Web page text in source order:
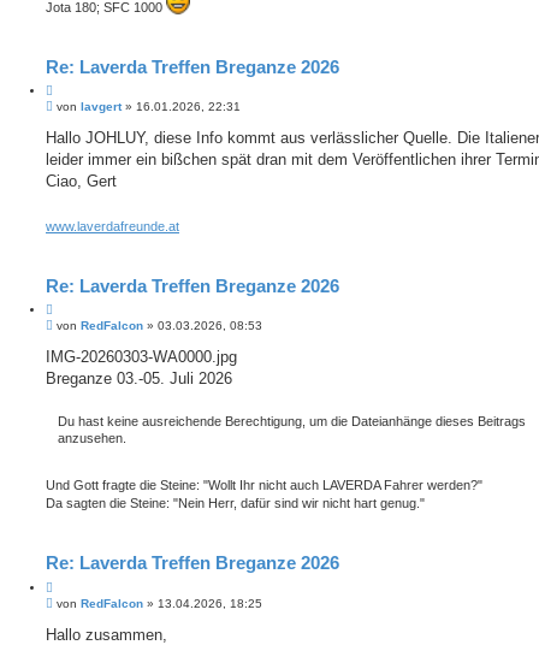
Jota 180; SFC 1000
Re: Laverda Treffen Breganze 2026
i
e
r
e
B
i
r
a
von lavgert» 16.01.2026, 22:31
Hallo JOHLUY, diese Info kommt aus verlässlicher Quelle. Die
leider immer ein bißchen spät dran mit dem Veröffentlichen ihrer
Ciao, Gert
www.laverdafreunde.at
Re: Laverda Treffen Breganze 2026
i
e
B
i
r
von RedFalcon » 03.03.2026, 08:53
IMG-20260303-WA0000.jpg
Breganze 03.-05. Juli 2026
Du hast keine ausreichende Berechtigung, um die Dateianhänge dieses Beitrags
anzusehen.
Und Gott fragte die Steine: "Wollt Ihr nicht auch LAVERDA Fahrer werden?"
Da sagten die Steine: "Nein Herr, dafür sind wir nicht hart genug."
Re: Laverda Treffen Breganze 2026
i
B
i
von RedFalcon » 13.04.2026, 18:25
Hallo zusammen,